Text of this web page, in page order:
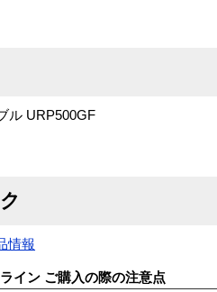
ル URP500GF
情報
イン ご購入の際の注意点